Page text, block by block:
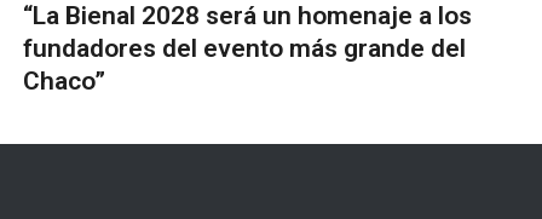
“La Bienal 2028 será un homenaje a los
fundadores del evento más grande del
Chaco”